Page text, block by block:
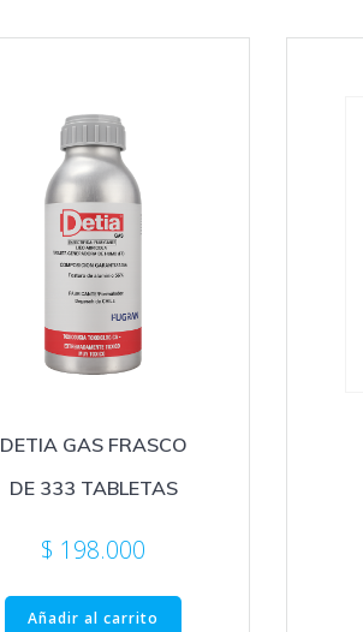
DETIA GAS FRASCO
DE 333 TABLETAS
$ 198.000
Añadir al carrito